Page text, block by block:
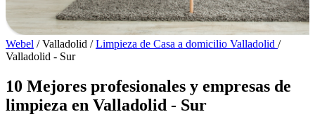
Webel / Valladolid / Limpieza de Casa a domicilio Valladolid /
Valladolid - Sur
10 Mejores profesionales y empresas de
limpieza en Valladolid - Sur